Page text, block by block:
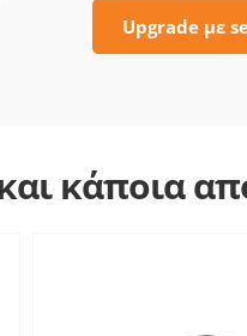
Upgrade με
κάποια